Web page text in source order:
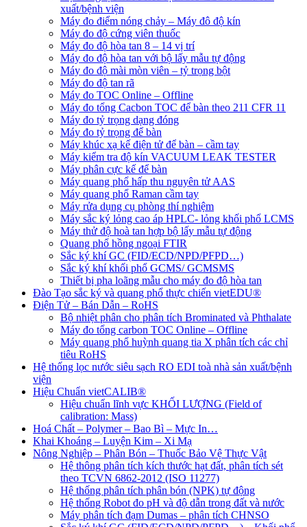
xuất/bệnh viện
Máy đo điểm nóng chảy – Máy đô độ kín
Máy đo độ cứng viên thuốc
Máy đo độ hòa tan 8 – 14 vị trí
Máy đo độ hòa tan với bộ lấy mẫu tự động
Máy đo độ mài mòn viên – tỷ trọng bột
Máy đo độ tan rã
Máy đo TOC Online – Offline
Máy đo tổng Cacbon TOC để bàn theo 211 CFR 11
Máy đo tỷ trọng dạng đóng
Máy đo tỷ trọng để bàn
Máy khúc xạ kế điện tử để bàn – cầm tay
Máy kiểm tra độ kín VACUUM LEAK TESTER
Máy phân cực kế để bàn
Máy quang phổ hấp thu nguyên tử AAS
Máy quang phổ Raman cầm tay
Máy rửa dụng cụ phòng thí nghiệm
Máy sắc ký lỏng cao áp HPLC- lỏng khối phổ LCMS
Máy thử độ hoà tan hợp bộ lấy mẫu tự động
Quang phổ hồng ngoại FTIR
Sắc ký khí GC (FID/ECD/NPD/PFPD…)
Sắc ký khí khối phổ GCMS/ GCMSMS
Thiết bị pha loãng mẫu cho máy đo độ hòa tan
Đào Tạo sắc ký và quang phổ thực chiến vietEDU®
Điện Tử – Bán Dẫn – RoHS
Bộ nhiệt phân cho phân tích Brominated và Phthalate
Máy đo tổng carbon TOC Online – Offline
Máy quang phổ huỳnh quang tia X phân tích các chỉ
tiêu RoHS
Hệ thống lọc nước siêu sạch RO EDI​​ toà nhà sản xuất/bệnh
viện
Hiệu Chuẩn vietCALIB®
Hiệu chuẩn lĩnh vực KHỐI LƯỢNG (Field of
calibration: Mass)
Hoá Chất – Polymer – Bao Bì – Mực In…
Khai Khoáng – Luyện Kim – Xi Mạ
Nông Nghiệp – Phân Bón – Thuốc Bảo Vệ Thực Vật
Hệ thông phân tích kích thước hạt đất, phân tích sét
theo TCVN 6862-2012 (ISO 11277)
Hệ thống phân tích phân bón (NPK) tự động
Hệ thống Robot đo pH và độ dẫn trong đất và nước
Máy phân tích đạm Dumas – phân tích CHNSO